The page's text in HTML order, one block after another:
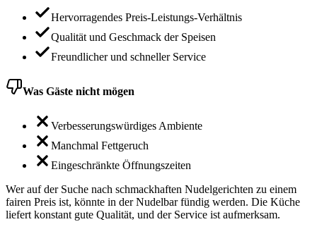
Hervorragendes Preis-Leistungs-Verhältnis
Qualität und Geschmack der Speisen
Freundlicher und schneller Service
Was Gäste nicht mögen
Verbesserungswürdiges Ambiente
Manchmal Fettgeruch
Eingeschränkte Öffnungszeiten
Wer auf der Suche nach schmackhaften Nudelgerichten zu einem
fairen Preis ist, könnte in der Nudelbar fündig werden. Die Küche
liefert konstant gute Qualität, und der Service ist aufmerksam.